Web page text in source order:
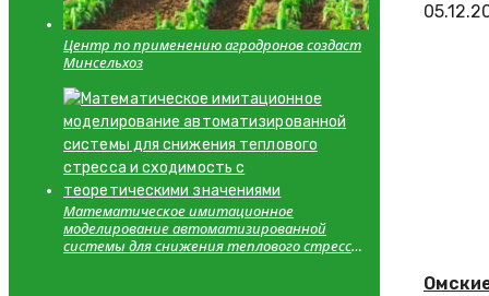
Центр по применению агродронов создаст
Минсельхоз
Математическое имитационное
моделирование автоматизированной
системы для снижения теплового стресса